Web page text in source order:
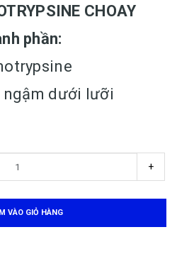
CHOAY
phần:
ngậm dưới lưỡi
+
VÀO GIỎ HÀNG